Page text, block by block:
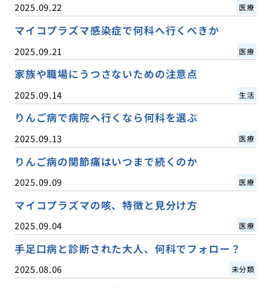
2025.09.22 医療
マイコプラズマ感染症で何科へ行くべきか
2025.09.21 医療
家族や職場にうつさないための注意点
2025.09.14 生活
りんご病で病院へ行くなら何科を選ぶ
2025.09.13 医療
りんご病の関節痛はいつまで続くのか
2025.09.09 医療
マイコプラズマの咳、特徴と見分け方
2025.09.04 医療
手足口病と診断された大人、何科でフォロー？
2025.08.06 未分類